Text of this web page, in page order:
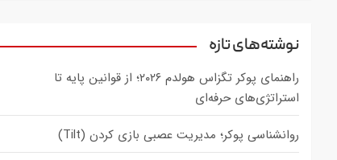
c
نوشته‌های تازه
راهنمای پوکر تگزاس هولدم ۲۰۲۶؛ از قوانین پایه تا
استراتژی‌های حرفه‌ای
روانشناسی پوکر؛ مدیریت عصبی بازی کردن (Tilt)